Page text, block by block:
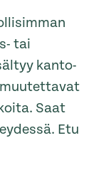
tai
kanto-
Saat
Etu